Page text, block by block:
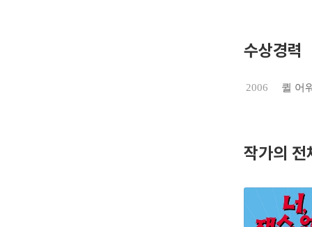
미국에서
도 했다.
사람, 식
게 살아
수상경력
2006 퀼 어
작가의 전